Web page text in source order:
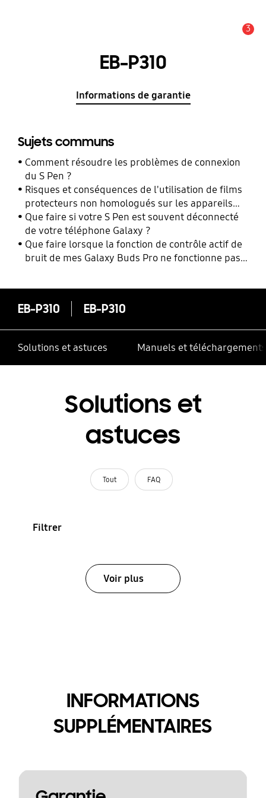
3
EB-P310
Informations de garantie
Sujets communs
Comment résoudre les problèmes de connexion
du S Pen ?
Risques et conséquences de l'utilisation de films
protecteurs non homologués sur les appareils
mobiles Samsung Galaxy
Que faire si votre S Pen est souvent déconnecté
de votre téléphone Galaxy ?
Que faire lorsque la fonction de contrôle actif de
bruit de mes Galaxy Buds Pro ne fonctionne pas
EB-P310 EB-P310
Solutions et astuces Manuels et téléchargements
Solutions et
astuces
Tout FAQ
Filtrer
Voir plus
INFORMATIONS
SUPPLÉMENTAIRES